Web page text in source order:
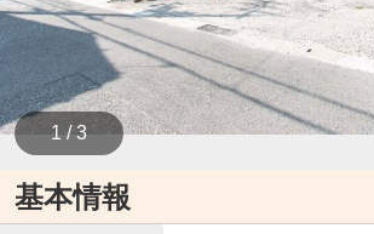
1 / 3
基本情報